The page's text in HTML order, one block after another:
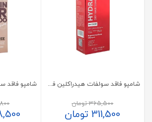
شامپو فاقد سولفات هیدراکلین فیس دوکس مناسب موی خشک
365,500تومان
311,500تومان